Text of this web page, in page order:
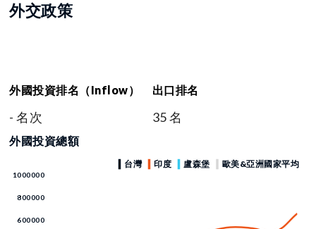
外交政策
外國投資排名（Inflow）
- 名次
出口排名
35 名
外國投資總額